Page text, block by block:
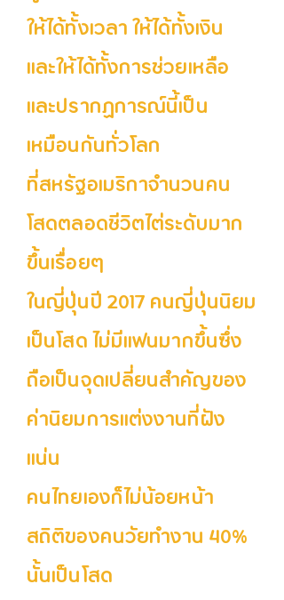
ให้ได้ทั้งเวลา ให้ได้ทั้งเงิน
และให้ได้ทั้งการช่วยเหลือ
และปรากฏการณ์นี้เป็น
เหมือนกันทั่วโลก
ที่สหรัฐอเมริกาจำนวนคน
โสดตลอดชีวิตไต่ระดับมาก
ขึ้นเรื่อยๆ
ในญี่ปุ่นปี 2017 คนญี่ปุ่นนิยม
เป็นโสด ไม่มีแฟนมากขึ้นซึ่ง
ถือเป็นจุดเปลี่ยนสำคัญของ
ค่านิยมการแต่งงานที่ฝัง
แน่น
คนไทยเองก็ไม่น้อยหน้า
สถิติของคนวัยทำงาน 40%
นั้นเป็นโสด